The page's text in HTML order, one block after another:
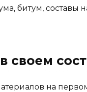
битум, составы
на первом